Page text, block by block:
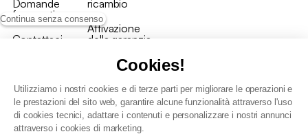
Continua senza consenso
Cookies!
Utilizziamo i nostri cookies e di terze parti per migliorare le operazioni e
le prestazioni del sito web, garantire alcune funzionalità attraverso l'uso
di cookies tecnici, adattare i contenuti e personalizzare i nostri annunci
attraverso i cookies di marketing.
Domande
frequenti
Contattaci
ricambio
Attivazione
della garanzia
Condizioni generali vendita